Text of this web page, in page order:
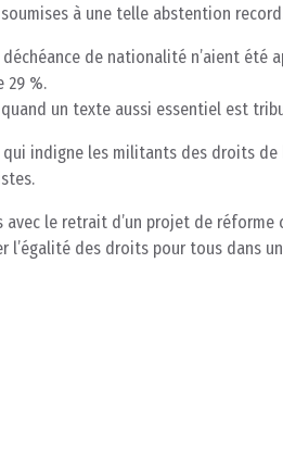
à une telle abstention
de nationalité n’aient été
29 %.
un texte aussi essentiel est
indigne les militants des droits de
avec le retrait d’un projet de
des droits pour tous dans